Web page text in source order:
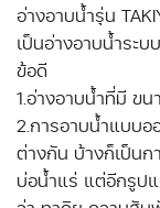
อ่างอาบน้ำรุ่น
เป็นอ่างอาบน้ำระ
ข้อดี
1.อ่างอาบน้ำที่มี ข
2.การอาบน้ำแบบ
ต่างกัน บ้างก็เป็นก
บ่อน้ำแร่ แต่อีกรูป